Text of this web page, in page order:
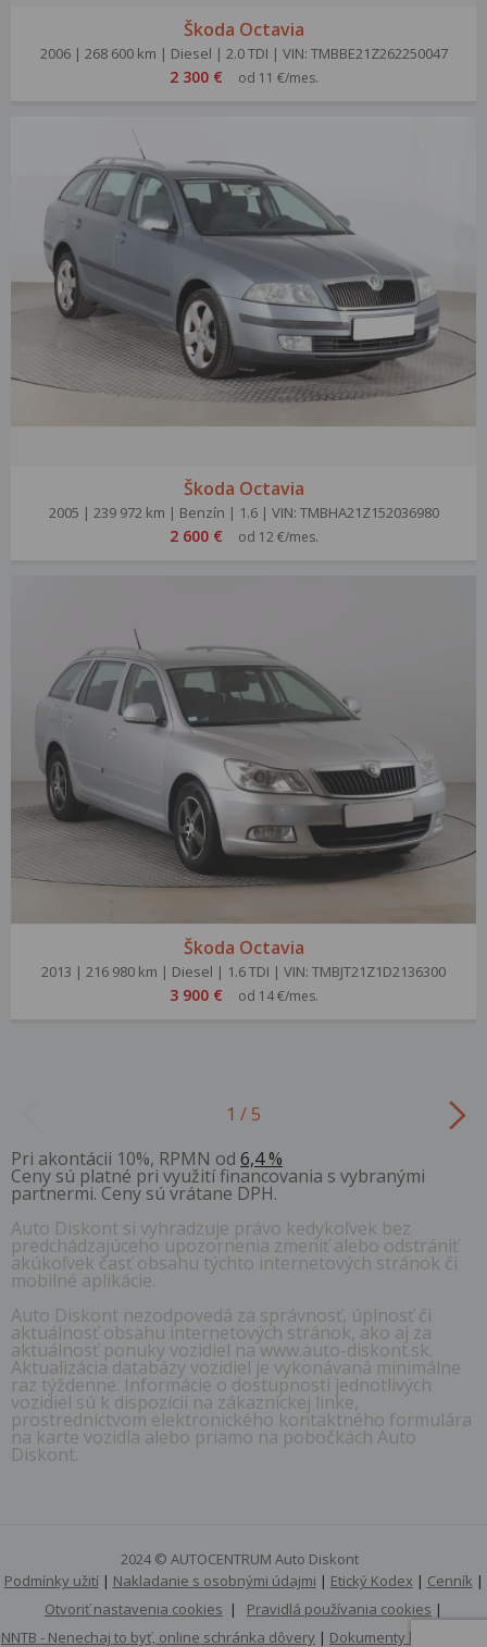
Škoda Octavia
2006 | 268 600 km | Diesel | 2.0 TDI | VIN: TMBBE21Z262250047
2 300 € od 11 €/mes.
Škoda Octavia
2005 | 239 972 km | Benzín | 1.6 | VIN: TMBHA21Z152036980
2 600 € od 12 €/mes.
Škoda Octavia
2013 | 216 980 km | Diesel | 1.6 TDI | VIN: TMBJT21Z1D2136300
3 900 € od 14 €/mes.
1 / 5
Pri akontácii 10%, RPMN od 6,4 %
Ceny sú platné pri využití financovania s vybranými
partnermi. Ceny sú vrátane DPH.
Auto Diskont si vyhradzuje právo kedykoľvek bez
predchádzajúceho upozornenia zmeniť alebo odstrániť
akúkoľvek časť obsahu týchto internetových stránok či
mobilné aplikácie.
Auto Diskont nezodpovedá za správnosť, úplnosť či
aktuálnosť obsahu internetových stránok, ako aj za
aktuálnosť ponuky vozidiel na www.auto-diskont.sk.
Aktualizácia databázy vozidiel je vykonávaná minimálne
raz týždenne. Informácie o dostupnosti jednotlivých
vozidiel sú k dispozícii na zákazníckej linke,
prostredníctvom elektronického kontaktného formulára
na karte vozidla alebo priamo na pobočkách Auto
Diskont.
2024 © AUTOCENTRUM Auto Diskont
Podmínky užití| Nakladanie s osobnými údajmi | Etický Kodex | Cenník |
Otvoriť nastavenia cookies | Pravidlá používania cookies |
NNTB - Nenechaj to byť, online schránka dôvery | Dokumenty k stiahnutiu